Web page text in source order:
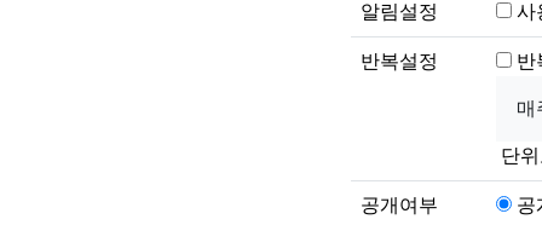
알림설정 사
반복설정
단
공개여부